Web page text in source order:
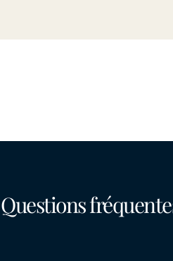
Questions